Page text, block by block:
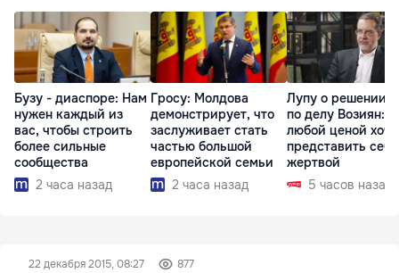
Бузу - диаспоре: Нам
нужен каждый из
вас, чтобы строить
более сильные
сообщества
2 часа назад
Гросу: Молдова
демонстрирует, что
заслуживает стать
частью большой
европейской семьи
2 часа назад
Лупу о решении
по делу Возиян:
любой ценой
представить себя
жертвой
5 часов назад
22 декабря 2015, 08:27 877